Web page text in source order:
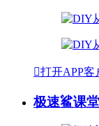
打开APP客
极速鲨课